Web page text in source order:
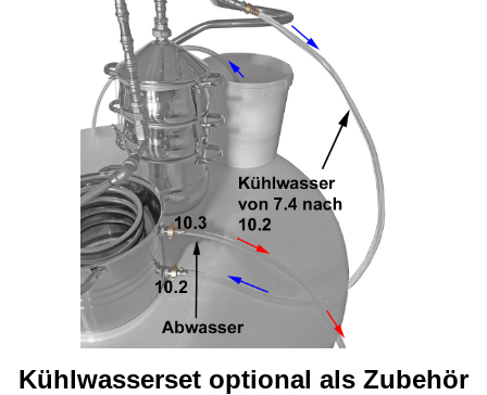
Kühlwasserset optional als Zubehör